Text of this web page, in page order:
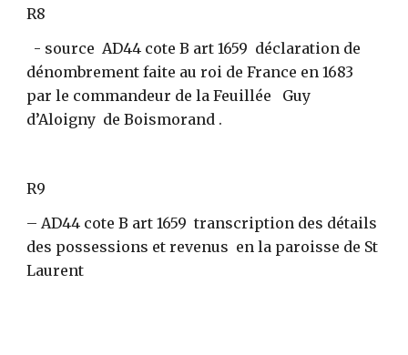
R8
dénombrement faite au roi de France en 1683
par le commandeur de la Feuillée   Guy
d’Aloigny  de Boismorand .
R9
– AD44 cote B art 1659  transcription des détails
des possessions et revenus  en la paroisse de St
Laurent